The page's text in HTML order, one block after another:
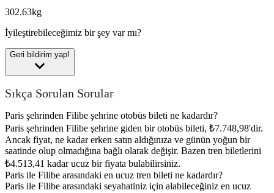
302.63kg
İyileştirebileceğimiz bir şey var mı?
Geri bildirim yap!
Sıkça Sorulan Sorular
Paris şehrinden Filibe şehrine otobüs bileti ne kadardır?
Paris şehrinden Filibe şehrine giden bir otobüs bileti, ₺7.748,98'dir.
Ancak fiyat, ne kadar erken satın aldığınıza ve günün yoğun bir
saatinde olup olmadığına bağlı olarak değişir. Bazen tren biletlerini
₺4.513,41 kadar ucuz bir fiyata bulabilirsiniz.
Paris ile Filibe arasındaki en ucuz tren bileti ne kadardır?
Paris ile Filibe arasındaki seyahatiniz için alabileceğiniz en ucuz